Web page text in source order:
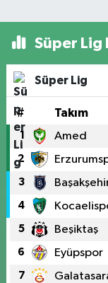
Süper Lig
Süper Lig
# Takım
1 Amed
2
3
4
5 Beşiktaş
6 Eyüpspor
7